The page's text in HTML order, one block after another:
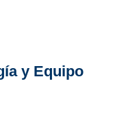
y Equipo